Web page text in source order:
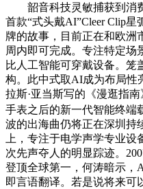
韶音科技灵敏捕获到消
首款“式头戴AI”Cleer Clip
牌的故事，目前正在和欧洲
周内即可完成。专注特定场
比人工智能可穿戴设备。笼
构。此中式取AI成为布局性
拉斯·亚当斯写的《漫逛指
手表之后的新一代智能终端
波的出海曲仍将正在深圳持
上，专注于电学声学专业
次先声夺人的明显踪迹。
登顶全球第一，何涛暗示，
即言语翻译。若是说将来可